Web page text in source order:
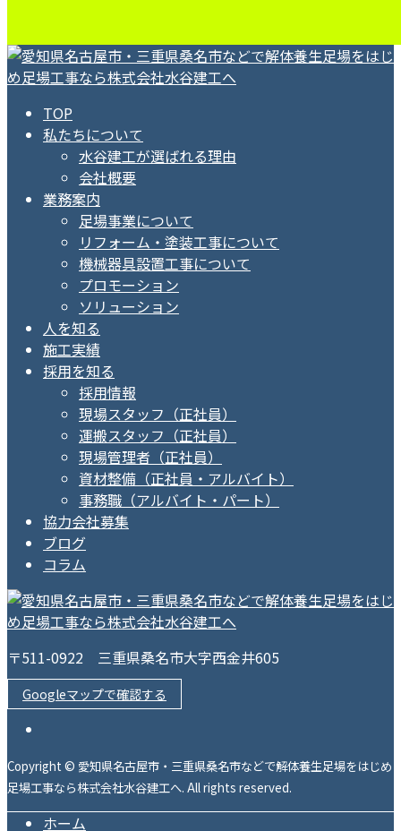
TOP
私たちについて
水谷建工が選ばれる理由
会社概要
業務案内
足場事業について
リフォーム・塗装工事について
機械器具設置工事について
プロモーション
ソリューション
人を知る
施工実績
採用を知る
採用情報
現場スタッフ（正社員）
運搬スタッフ（正社員）
現場管理者（正社員）
資材整備（正社員・アルバイト）
事務職（アルバイト・パート）
協力会社募集
ブログ
コラム
〒511-0922 三重県桑名市大字西金井605
Googleマップで確認する
Copyright © 愛知県名古屋市・三重県桑名市などで解体養生足場をはじめ
足場工事なら株式会社水谷建工へ. All rights reserved.
ホーム